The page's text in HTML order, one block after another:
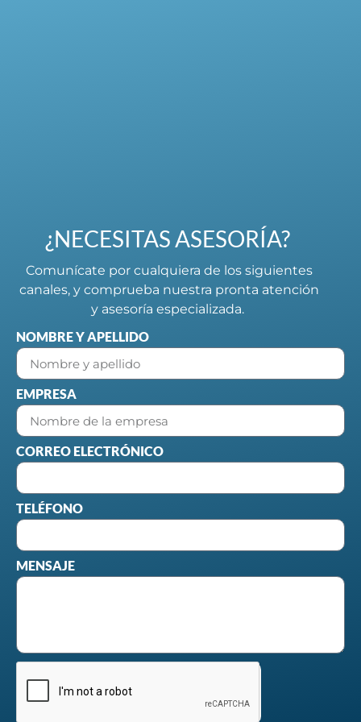
¿NECESITAS ASESORÍA?
Comunícate por cualquiera de los siguientes
canales, y comprueba nuestra pronta atención
y asesoría especializada.
NOMBRE Y APELLIDO
EMPRESA
CORREO ELECTRÓNICO
TELÉFONO
MENSAJE